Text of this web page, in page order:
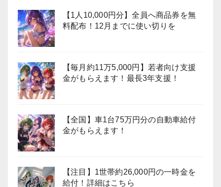
【1人10,000円分】全員へ商品券を無
料配布！12月までに使い切りを
【毎月約11万5,000円】若者向け支援
金がもらえます！最長3年支援！
【全国】車1台75万円分の自動車給付
金がもらえます！
【注目】1世帯約26,000円の一時金を
給付！詳細はこちら